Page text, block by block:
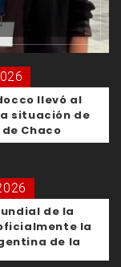
llevó al
situación de
Chaco
de la
la
de la